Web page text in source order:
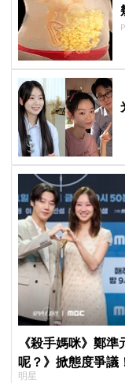
《殺手媽咪》鄭
呢？》掀態度爭議
明星